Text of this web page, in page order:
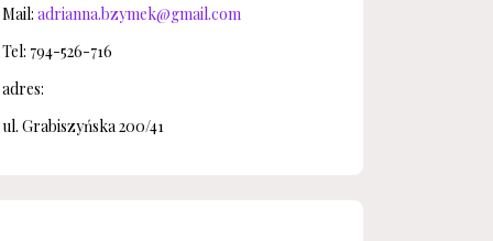
Mail: adrianna.bzymek@gmail.com
Tel: 794-526-716
adres:
ul. Grabiszyńska 200/41